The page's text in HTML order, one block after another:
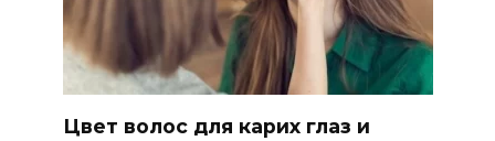
Цвет волос для карих глаз и